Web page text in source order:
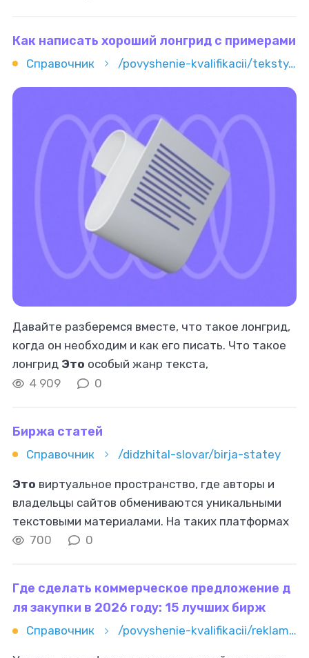
Как написать хороший лонгрид с примерами
Справочник /povyshenie-kvalifikacii/teksty/kopirajting/kak-napisat-horoshiy-longrid-s-primerami
Давайте разберемся вместе, что такое лонгрид,
когда он необходим и как его писать. Что такое
лонгрид Это особый жанр текста,
выделяющийся на фоне обычных статей и
4 909 0
Биржа статей
Справочник /didzhital-slovar/birja-statey
Это виртуальное пространство, где авторы и
владельцы сайтов обмениваются уникальными
текстовыми материалами. На таких платформах
предоставляется возможность покупки и
700 0
Где сделать коммерческое предложение д
ля закупки в 2026 году: 15 лучших бирж
Справочник /povyshenie-kvalifikacii/reklama-i-marketing/gde-sdelat-kommercheskoe-predlojenie-dlya-zakupki-v-2026-godu-15